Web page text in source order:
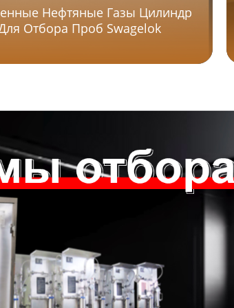
Нефтяные Газы Цилиндр
Отбора Проб Swagelok